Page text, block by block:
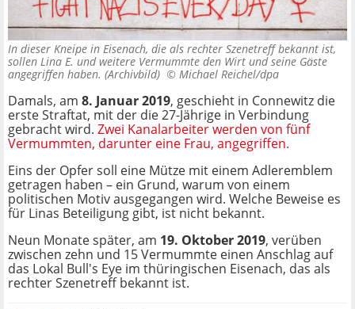
In dieser Kneipe in Eisenach, die als rechter Szenetreff bekannt ist,
sollen Lina E. und weitere Vermummte den Wirt und seine Gäste
angegriffen haben. (Archivbild) © Michael Reichel/dpa
Damals, am 8. Januar 2019, geschieht in Connewitz die
erste Straftat, mit der die 27-Jährige in Verbindung
gebracht wird. Zwei Kanalarbeiter werden von fünf
Vermummten, darunter eine Frau, angegriffen.
Eins der Opfer soll eine Mütze mit einem Adleremblem
getragen haben – ein Grund, warum von einem
politischen Motiv ausgegangen wird. Welche Beweise es
für Linas Beteiligung gibt, ist nicht bekannt.
Neun Monate später, am 19. Oktober 2019, verüben
zwischen zehn und 15 Vermummte einen Anschlag auf
das Lokal Bull's Eye im thüringischen Eisenach, das als
rechter Szenetreff bekannt ist.